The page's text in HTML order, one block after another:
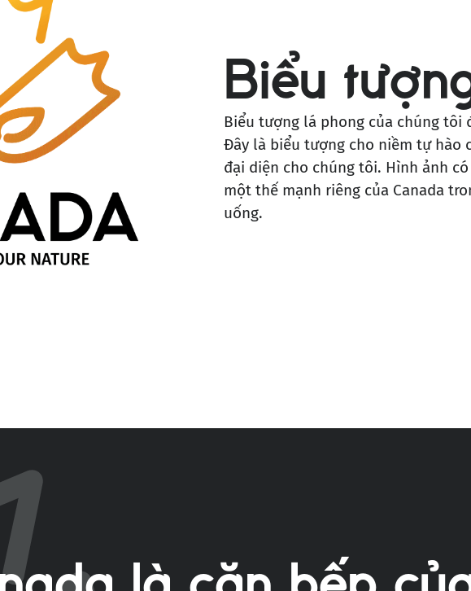
Biểu
Biểu tượng lá phong của chúng tôi
Đây là biểu tượng cho niềm tự hào
đại diện cho chúng tôi. Hình ảnh
một thế mạnh riêng của Canada
uống.